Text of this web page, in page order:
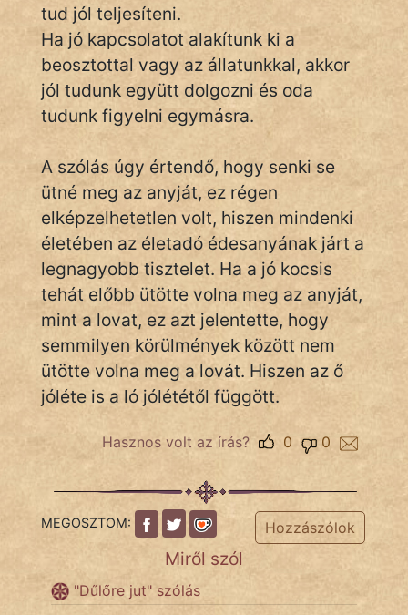
PSZICHO
ZENE
FILM
MAGYARSÁG
És
TÖRTÉNELEM
Népszerű szerzőink:
cinege
fantom
Hunor
Jób Gedeon
mikkamakka
nagyöreg
tud jól teljesíteni.
Ha jó kapcsolatot alakítunk ki a
beosztottal vagy az állatunkkal, akkor
jól tudunk együtt dolgozni és oda
tudunk figyelni egymásra.
A szólás úgy értendő, hogy senki se
ütné meg az anyját, ez régen
elképzelhetetlen volt, hiszen mindenki
életében az életadó édesanyának járt a
legnagyobb tisztelet. Ha a jó kocsis
tehát előbb ütötte volna meg az anyját,
mint a lovat, ez azt jelentette, hogy
semmilyen körülmények között nem
ütötte volna meg a lovát. Hiszen az ő
jóléte is a ló jólététől függött.
Hasznos volt az írás? 0
0
MEGOSZTOM: Hozzászólok
Miről szól
"Dűlőre jut" szólás